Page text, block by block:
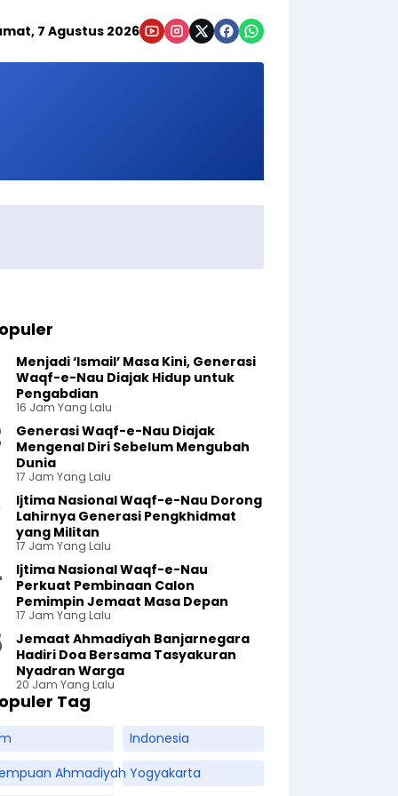
7 Agustus 2026
Menjadi ‘Ismail’ Masa Kini, Generasi
Waqf-e-Nau Diajak Hidup untuk
Pengabdian
16 Jam Yang Lalu
Generasi Waqf-e-Nau Diajak
Mengenal Diri Sebelum Mengubah
Dunia
17 Jam Yang Lalu
Ijtima Nasional Waqf-e-Nau Dorong
Lahirnya Generasi Pengkhidmat
yang Militan
17 Jam Yang Lalu
Ijtima Nasional Waqf-e-Nau
Perkuat Pembinaan Calon
Pemimpin Jemaat Masa Depan
17 Jam Yang Lalu
Jemaat Ahmadiyah Banjarnegara
Hadiri Doa Bersama Tasyakuran
Nyadran Warga
20 Jam Yang Lalu
Tag
Indonesia
Ahmadiyah Yogyakarta